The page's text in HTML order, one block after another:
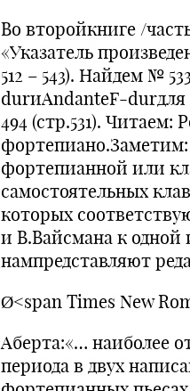
Во второйкниге /
«Указатель
512 – 543). Найдем №
durиAndanteF-
494 (стр.531). Читаем:
фортепиано.Заметим:
фортепианной или
самостоятельных
которых
и В.Вайсмана к одной
нампредставляют
Ø<span Times New
Аберта:«… наиболее
периода в двух